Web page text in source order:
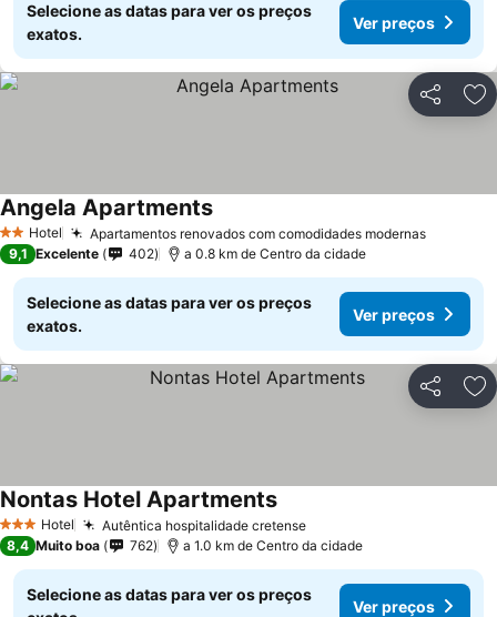
Selecione as datas para ver os preços
exatos.
Ver preços
Partilhar
2 Estrelas
Hotel Apartamentos renovados com comodidades modernas
Angela Apartments
9,1 Excelente 402 a 0.8 km de Centro da cidade
Selecione as datas para ver os preços
exatos.
Ver preços
Partilhar
3 EstrelasHotel Autêntica hospitalidade cretense
Nontas Hotel Apartments
8,4 Muito boa 762 a 1.0 km de Centro da cidade
Selecione as datas para ver os preços
Ver preços